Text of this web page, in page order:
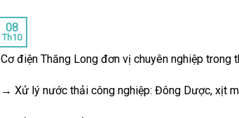
08
Th10
Cơ điện Thăng Long đơn vị chuyên nghiệp trong
→ Xử lý nước thải công nghiệp: Đông Dược, xịt